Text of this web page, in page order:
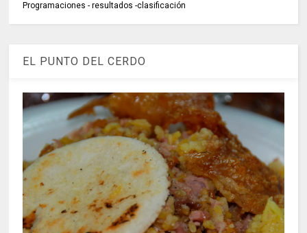
Programaciones - resultados -clasificación
EL PUNTO DEL CERDO